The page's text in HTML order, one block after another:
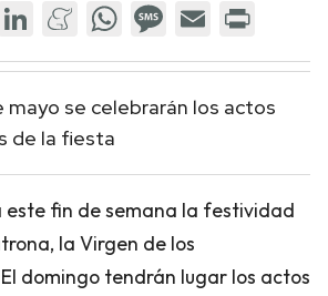
mayo se celebrarán los actos
de la fiesta
este fin de semana la festividad
la Virgen de los
domingo tendrán lugar los actos